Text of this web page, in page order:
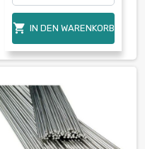
 IN DEN WARENKORB